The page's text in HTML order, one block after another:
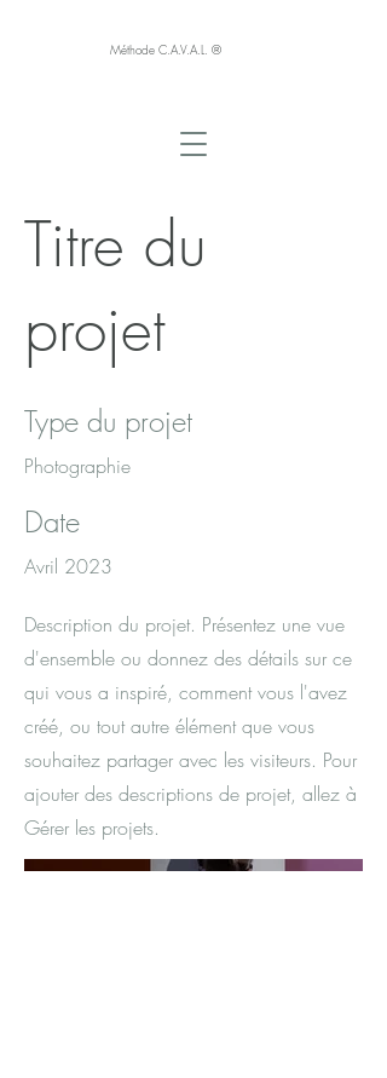
Méthode C.A.V.A.L. ®
Titre du
projet
Type du projet
Photographie
Date
Avril 2023
Description du projet. Présentez une vue
d'ensemble ou donnez des détails sur ce
qui vous a inspiré, comment vous l'avez
créé, ou tout autre élément que vous
souhaitez partager avec les visiteurs. Pour
ajouter des descriptions de projet, allez à
Gérer les projets.